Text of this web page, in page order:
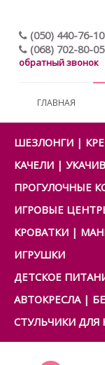
(050) 440-76-10
(068) 702-80-05
обратный звонок
ГЛАВНАЯ
ШЕЗЛОНГИ |
КАЧЕЛИ |
ПРОГУЛОЧНЫЕ
ИГРОВЫЕ
КРОВАТКИ |
ИГРУШКИ
ДЕТСКОЕ
АВТОКРЕСЛА |
СТУЛЬЧИКИ ДЛЯ